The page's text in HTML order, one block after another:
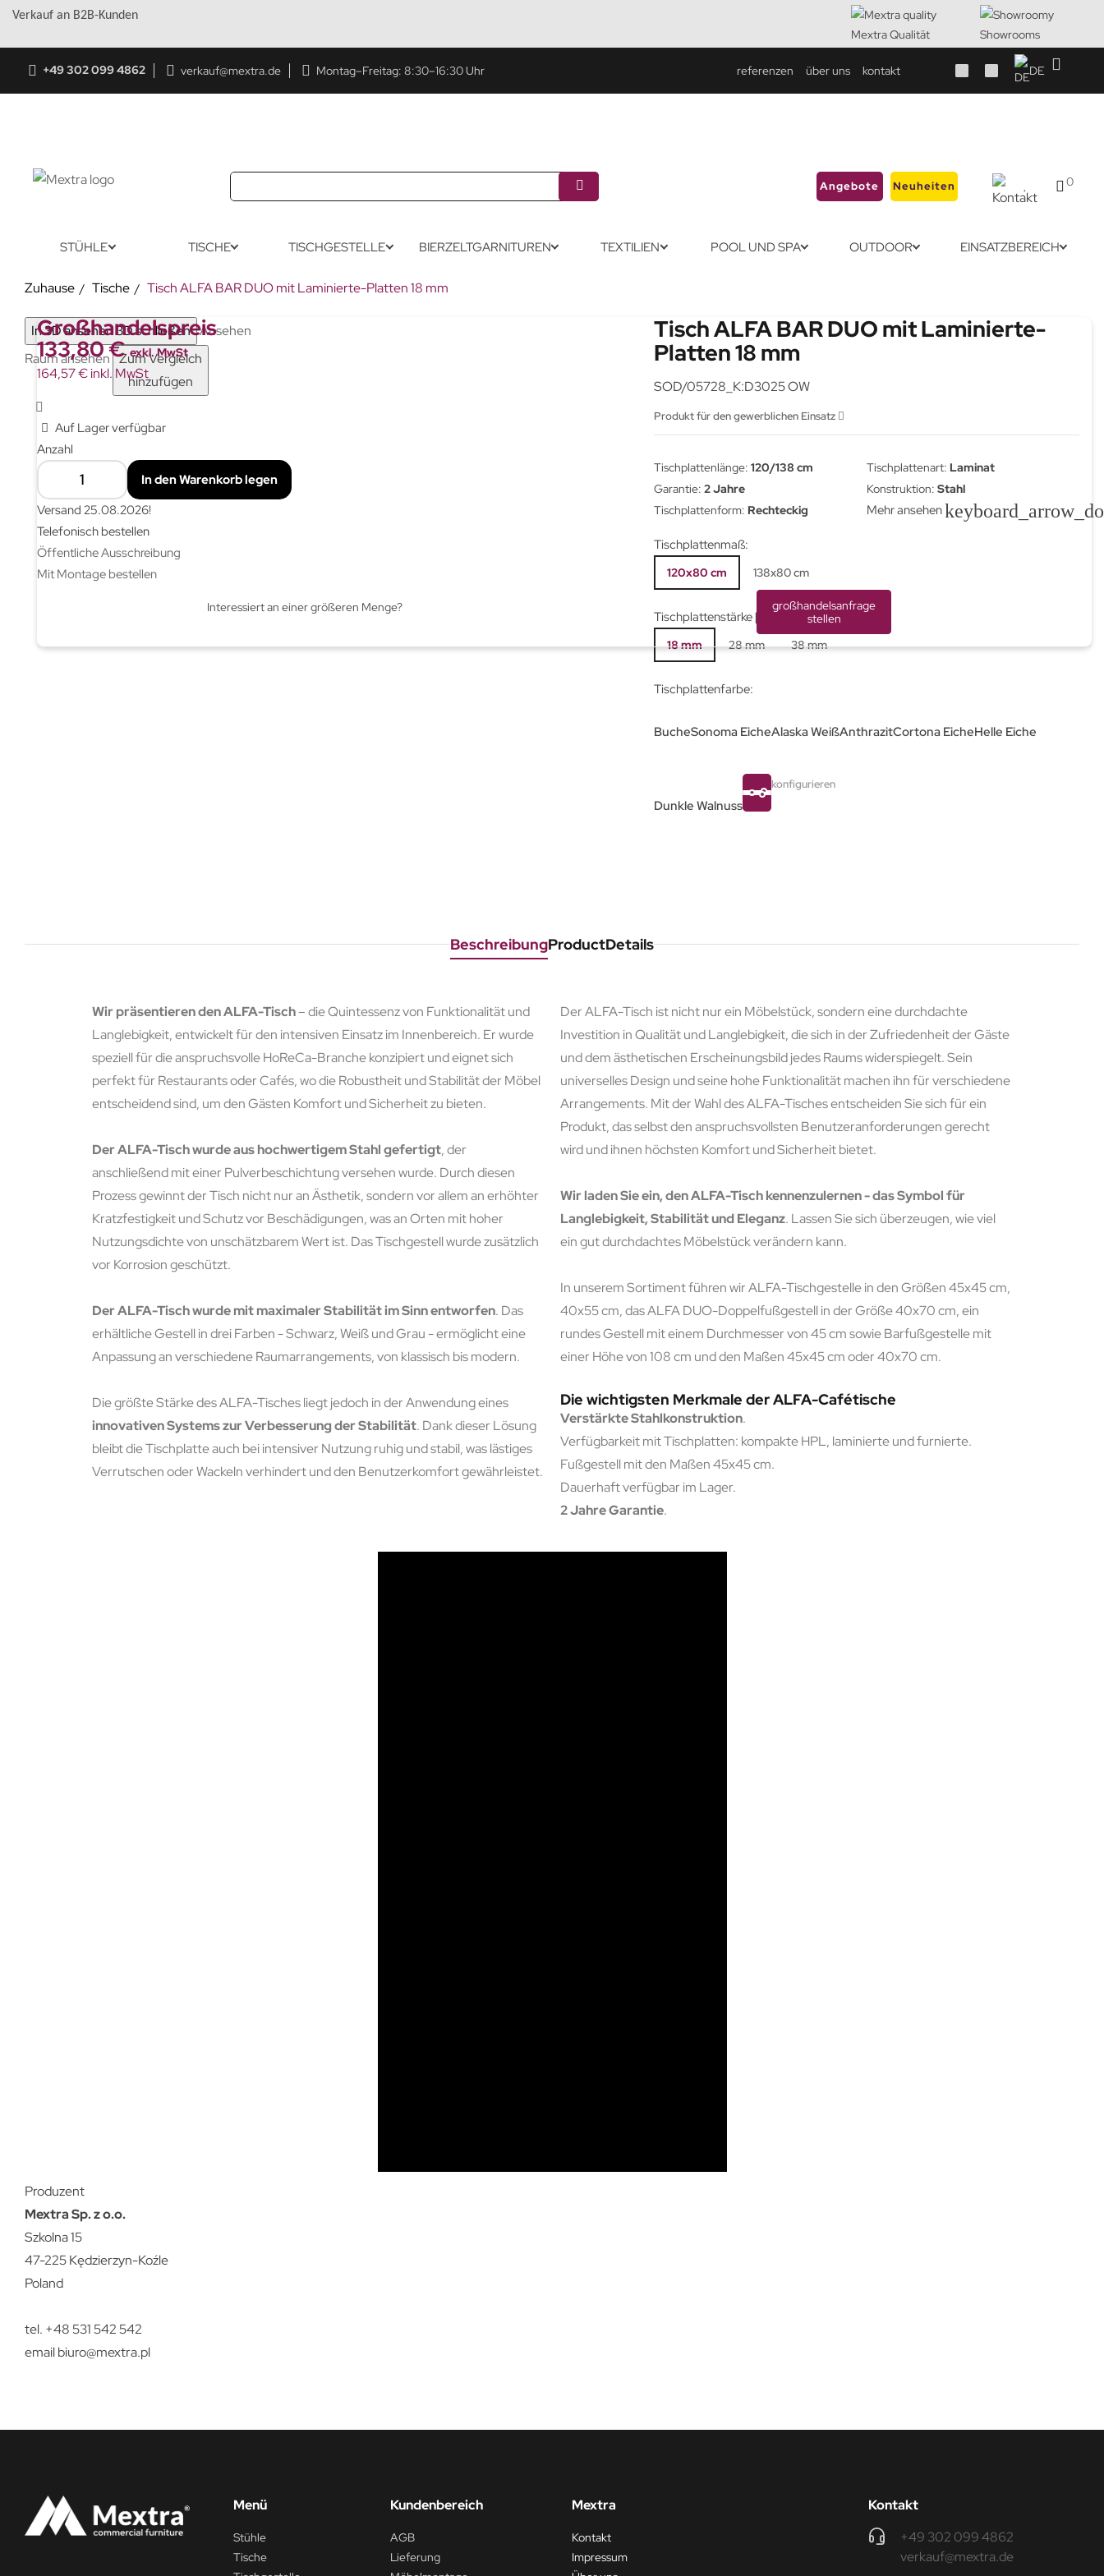
Verkauf an B2B-Kunden
Mextra Qualität Showrooms
+49 302 099 4862 verkauf@mextra.de Montag–Freitag: 8:30–16:30 Uhr referenzen über uns kontakt DE
Angebote Neuheiten 0
STÜHLE TISCHE TISCHGESTELLE BIERZELTGARNITUREN TEXTILIEN POOL UND SPA OUTDOOR EINSATZBEREICH
Zuhause Tische Tisch ALFA BAR DUO mit Laminierte-Platten 18 mm
In 3D ansehen3D schließen Ansehen
Raum ansehen Zum Vergleich
hinzufügen
Tisch ALFA BAR DUO mit Laminierte-
Platten 18 mm
SOD/05728_K:D3025 OW
Produkt für den gewerblichen Einsatz
Tischplattenlänge: 120/138 cm Tischplattenart: Laminat
Garantie: 2 Jahre Konstruktion: Stahl
Tischplattenform: Rechteckig Mehr ansehen
Tischplattenmaß:
120x80 cm 138x80 cm
Tischplattenstärke [mm]:
18 mm 28 mm 38 mm
Tischplattenfarbe:
BucheSonoma EicheAlaska WeißAnthrazitCortona EicheHelle Eiche
Dunkle Walnuss
konfigurieren
Großhandelspreis
133,80 €exkl. MwSt
164,57 € inkl. MwSt
Auf Lager verfügbar
Anzahl
In den Warenkorb legen
Versand 25.08.2026!
Telefonisch bestellen
Öffentliche Ausschreibung
Mit Montage bestellen
Interessiert an einer größeren Menge?
großhandelsanfrage
stellen
BeschreibungProductDetails
Wir präsentieren den ALFA-Tisch– die Quintessenz von Funktionalität und
Langlebigkeit, entwickelt für den intensiven Einsatz im Innenbereich. Er wurde
speziell für die anspruchsvolle HoReCa-Branche konzipiert und eignet sich
perfekt für Restaurants oder Cafés, wo die Robustheit und Stabilität der Möbel
entscheidend sind, um den Gästen Komfort und Sicherheit zu bieten.
Der ALFA-Tisch wurde aus hochwertigem Stahl gefertigt, der
anschließend mit einer Pulverbeschichtung versehen wurde. Durch diesen
Prozess gewinnt der Tisch nicht nur an Ästhetik, sondern vor allem an erhöhter
Kratzfestigkeit und Schutz vor Beschädigungen, was an Orten mit hoher
Nutzungsdichte von unschätzbarem Wert ist. Das Tischgestell wurde zusätzlich
vor Korrosion geschützt.
Der ALFA-Tisch wurde mit maximaler Stabilität im Sinn entworfen. Das
erhältliche Gestell in drei Farben - Schwarz, Weiß und Grau - ermöglicht eine
Anpassung an verschiedene Raumarrangements, von klassisch bis modern.
Die größte Stärke des ALFA-Tisches liegt jedoch in der Anwendung eines
innovativen Systems zur Verbesserung der Stabilität. Dank dieser Lösung
bleibt die Tischplatte auch bei intensiver Nutzung ruhig und stabil, was lästiges
Verrutschen oder Wackeln verhindert und den Benutzerkomfort gewährleistet.
Der ALFA-Tisch ist nicht nur ein Möbelstück, sondern eine durchdachte
Investition in Qualität und Langlebigkeit, die sich in der Zufriedenheit der Gäste
und dem ästhetischen Erscheinungsbild jedes Raums widerspiegelt. Sein
universelles Design und seine hohe Funktionalität machen ihn für verschiedene
Arrangements. Mit der Wahl des ALFA-Tisches entscheiden Sie sich für ein
Produkt, das selbst den anspruchsvollsten Benutzeranforderungen gerecht
wird und ihnen höchsten Komfort und Sicherheit bietet.
Wir laden Sie ein, den ALFA-Tisch kennenzulernen - das Symbol für
Langlebigkeit, Stabilität und Eleganz. Lassen Sie sich überzeugen, wie viel
ein gut durchdachtes Möbelstück verändern kann.
In unserem Sortiment führen wir ALFA-Tischgestelle in den Größen 45x45 cm,
40x55 cm, das ALFA DUO-Doppelfußgestell in der Größe 40x70 cm, ein
rundes Gestell mit einem Durchmesser von 45 cm sowie Barfußgestelle mit
einer Höhe von 108 cm und den Maßen 45x45 cm oder 40x70 cm.
Die wichtigsten Merkmale der ALFA-Cafétische
Verstärkte Stahlkonstruktion.
Verfügbarkeit mit Tischplatten: kompakte HPL, laminierte und furnierte.
Fußgestell mit den Maßen 45x45 cm.
Dauerhaft verfügbar im Lager.
2 Jahre Garantie.
Produzent
Mextra Sp. z o.o.
Szkolna 15
47-225 Kędzierzyn-Koźle
Poland
tel. +48 531 542 542
emailbiuro@mextra.pl
Menü
Stühle
Tische
Kundenbereich
AGB
Lieferung
Mextra
Kontakt
Impressum
Kontakt
+49 302 099 4862
verkauf@mextra.de